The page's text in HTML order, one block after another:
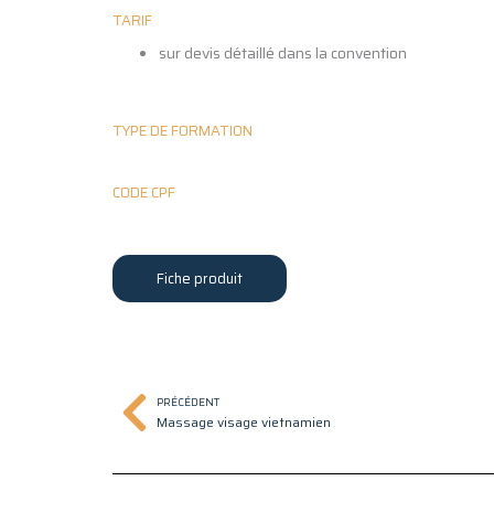
TARIF
sur devis détaillé dans la convention
TYPE DE FORMATION
CODE CPF
Fiche produit
Précédent
PRÉCÉDENT
Massage visage vietnamien